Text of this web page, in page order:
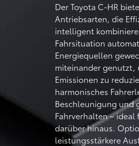
Der Toyota C-HR
Antriebsarten, die
intelligent
Fahrsituation
Energiequellen
miteinander genutzt,
Emissionen zu
harmonisches
Beschleunigung und
Fahrverhalten –
darüber hinaus.
leistungsstärkere